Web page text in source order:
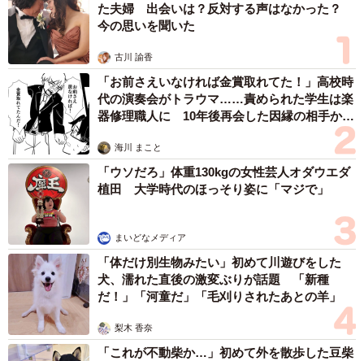
た夫婦 出会いは？反対する声はなかった？
今の思いを聞いた
古川 諭香
「お前さえいなければ金賞取れてた！」高校時
代の演奏会がトラウマ……責められた学生は楽
器修理職人に 10年後再会した因縁の相手から
海川 まこと
「ウソだろ」体重130kgの女性芸人オダウエダ
植田 大学時代のほっそり姿に「マジで」
まいどなメディア
「体だけ別生物みたい」初めて川遊びをした
犬、濡れた直後の激変ぶりが話題 「新種
だ！」「河童だ」「毛刈りされたあとの羊」
梨木 香奈
「これが不動柴か…」初めて外を散歩した豆柴